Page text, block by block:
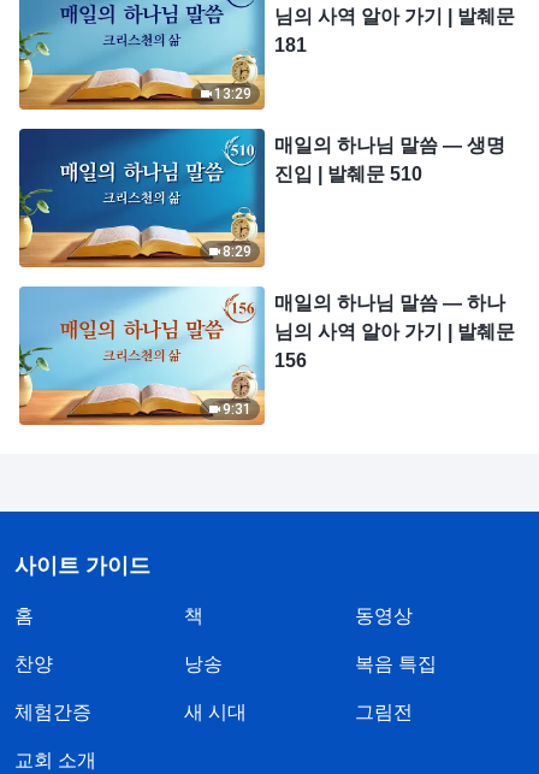
13:29
님의 사역 알아 가기 | 발췌문
181
8:29
매일의 하나님 말씀 ― 생명
진입 | 발췌문 510
9:31
매일의 하나님 말씀 ― 하나
님의 사역 알아 가기 | 발췌문
156
사이트 가이드
홈 책 동영상
찬양 낭송 복음 특집
체험간증 새 시대 그림전
교회 소개